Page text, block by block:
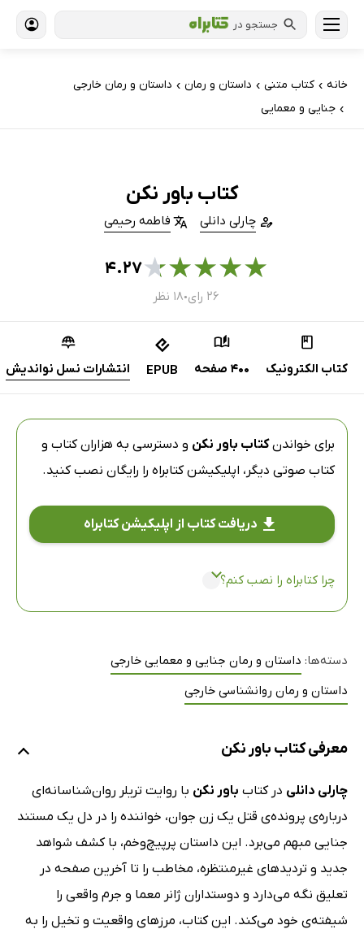
جستجو در
خانه › کتاب‌ متنی › داستان و رمان › داستان و رمان خارجی
› جنایی و معمایی
کتاب باور نکن
چارلی دانلی فاطمه رحیمی
★
★
★
★
★۴.۲۷
۲۶ رای ● ۱۸ نظر
کتاب الکترونیک 400 صفحه EPUB انتشارات نسل نواندیش
برای خواندنکتاب باور نکن و دسترسی به هزاران کتاب و
کتاب صوتی دیگر، اپلیکیشن کتابراه را رایگان نصب کنید.
دریافت کتاب از اپلیکیشن کتابراه
چرا کتابراه را نصب کنم؟
دسته‌ها: داستان و رمان جنایی و معمایی خارجی
داستان و رمان روانشناسی خارجی
معرفی کتاب باور نکن
چارلی دانلی در کتاب باور نکن با روایت تریلر روان‌شناسانه‌ای
درباره‌ی پرونده‌ی قتل یک زن جوان، خواننده را در دل یک مستند
جنایی مبهم می‌برد. این داستان پرپیچ‌وخم، با کشف شواهد
جدید و تردیدهای غیرمنتظره، مخاطب را تا آخرین صفحه در
تعلیق نگه می‌دارد و دوستداران ژانر معما و جرم واقعی را
شیفته‌ی خود می‌کند. این کتاب، مرزهای واقعیت و تخیل را به